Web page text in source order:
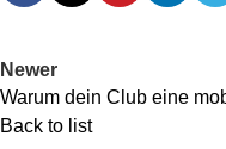
Newer
Warum dein Club eine
Back to list